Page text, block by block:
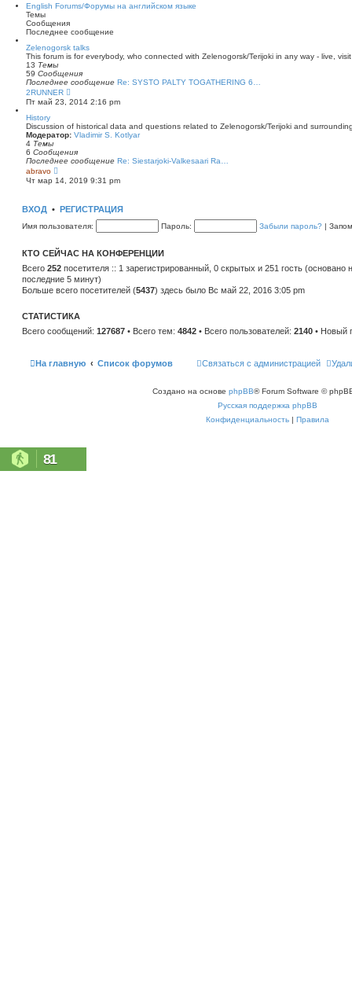
н
е
у
с
о
б
щ
е
н
и
ю
й
и
к
п
о
с
е
д
н
е
с
о
б
щ
н
English Forums/Форумы на английском языке
Темы
Сообщения
Последнее сообщение
Zelenogorsk talks
This forum is for everybody, who connected with Zelenogorsk/Terijoki in any way - live,
13 Темы
59 Сообщения
Последнее сообщение Re: SYSTO PALTY TOGATHERING 6…
2RUNNER
е
р
й
т
к
п
с
л
н
м
о
б
щ
е
ю
Пт май 23, 2014 2:16 pm
History
Discussion of historical data and questions related to Zelenogorsk/Terijoki and
Модератор: Vladimir S. Kotlyar
4 Темы
6 Сообщения
Последнее сообщение Re: Siestarjoki-Valkesaari Ra…
abravo
е
р
т
к
о
с
л
е
д
н
у
о
е
Чт мар 14, 2019 9:31 pm
ВХОД • РЕГИСТРАЦИЯ
Имя пользователя: Пароль: Забыли пароль? |
КТО СЕЙЧАС НА КОНФЕРЕНЦИИ
Всего 252 посетителя :: 1 зарегистрированный, 0 скрытых и 251 гость (основано
последние 5 минут)
Больше всего посетителей (5437) здесь было Вс май 22, 2016 3:05 pm
СТАТИСТИКА
Всего сообщений: 127687 • Всего тем: 4842 • Всего пользователей: 2140 • Новый
На главную Список форумов Связаться с администрацией
Создано на основе phpBB® Forum Software ©
Русская поддержка phpBB
Конфиденциальность | Правила
81